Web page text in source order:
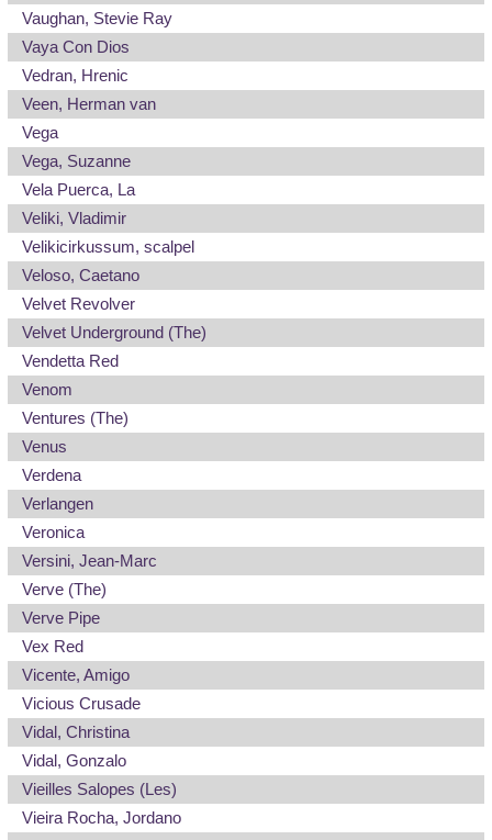
Vaughan, Stevie Ray
Vaya Con Dios
Vedran, Hrenic
Veen, Herman van
Vega
Vega, Suzanne
Vela Puerca, La
Veliki, Vladimir
Velikicirkussum, scalpel
Veloso, Caetano
Velvet Revolver
Velvet Underground (The)
Vendetta Red
Venom
Ventures (The)
Venus
Verdena
Verlangen
Veronica
Versini, Jean-Marc
Verve (The)
Verve Pipe
Vex Red
Vicente, Amigo
Vicious Crusade
Vidal, Christina
Vidal, Gonzalo
Vieilles Salopes (Les)
Vieira Rocha, Jordano